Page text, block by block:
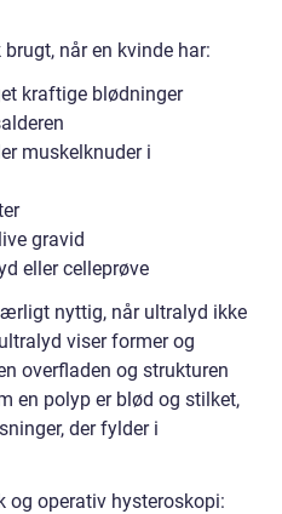
når en kvinde har:
kraftige blødninger
muskelknuder i
gravid
eller celleprøve
nyttig, når ultralyd ikke
viser former og
overfladen og strukturen
en polyp er blød og stilket,
der fylder i
og operativ hysteroskopi: